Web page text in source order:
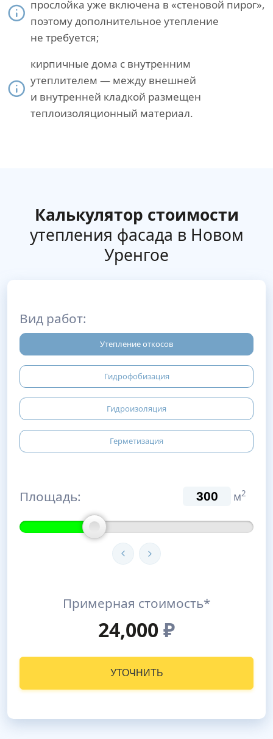
прослойка уже включена в «стеновой пирог»,
поэтому дополнительное утепление
не требуется;
кирпичные дома с внутренним
утеплителем — между внешней
и внутренней кладкой размещен
теплоизоляционный материал.
Калькулятор стоимости
утепления фасада в Новом
Уренгое
Вид работ:
Утепление откосов
Гидрофобизация
Гидроизоляция
Герметизация
Площадь: м2
Примерная стоимость*
24,000₽
УТОЧНИТЬ